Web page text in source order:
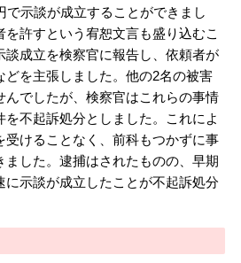
で示談が成立することができまし
許すという宥恕文言も盛り込むこ
談成立を検察官に報告し、依頼者が
どを主張しました。他の2名の被害
んでしたが、検察官はこれらの事情
を不起訴処分としました。これによ
受けることなく、前科もつかずに事
した。逮捕はされたものの、早期
に示談が成立したことが不起訴処分